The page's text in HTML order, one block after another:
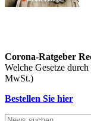
Corona-Ratgeber
Welche Gesetze
MwSt.)
Bestellen Sie hier